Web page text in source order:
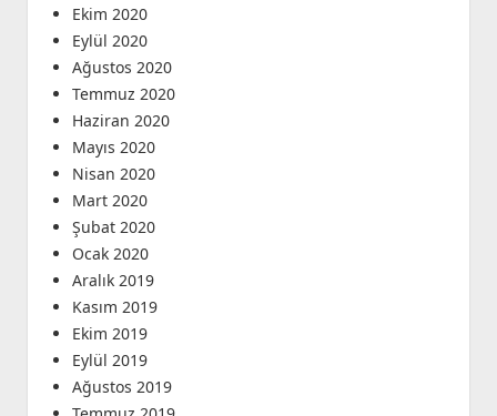
Ekim 2020
Eylül 2020
Ağustos 2020
Temmuz 2020
Haziran 2020
Mayıs 2020
Nisan 2020
Mart 2020
Şubat 2020
Ocak 2020
Aralık 2019
Kasım 2019
Ekim 2019
Eylül 2019
Ağustos 2019